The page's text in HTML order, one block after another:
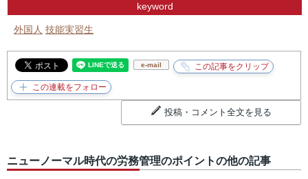
keyword
外国人 技能実習生
e-mail
投稿・コメント全文を見る
ニューノーマル時代の労務管理のポイントの他の記事